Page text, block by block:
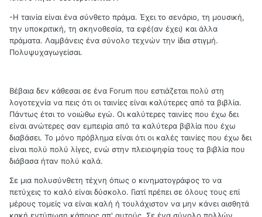
-Η ταινία είναι ένα σύνθετο πράμα. Έχει το σενάριο, τη μουσική,
την υποκριτική, τη σκηνοθεσία, τα εφέ(αν έχει) και άλλα
πράματα. Λαμβάνεις ένα σύνολο τεχνών την ίδια στιγμή.
Πολυψυχαγωγείσαι.
Βέβαια δεν κάθεσαι σε ένα Forum που εστιάζεται πολύ στη
λογοτεχνία να πεις ότι οι ταινίες είναι καλύτερες από τα βιβλία.
Πάντως έτσι το νοιώθω εγώ. Οι καλύτερες ταινίες που έχω δει
είναι ανώτερες σαν εμπειρία από τα καλύτερα βιβλία που έχω
διαβάσει. Το μόνο πρόβλημα είναι ότι οι καλές ταινίες που έχω δει
είναι πολύ πολύ λίγες, ενώ στην πλειοψηφία τους τα βιβλία που
διάβασα ήταν πολύ καλά.
Σε μια πολυσύνθετη τέχνη όπως ο κινηματογράφος το να
πετύχεις το καλό είναι δύσκολο. Γιατί πρέπει σε όλους τους επί
μέρους τομείς να είναι καλή ή τουλάχιστον να μην κάνει αισθητά